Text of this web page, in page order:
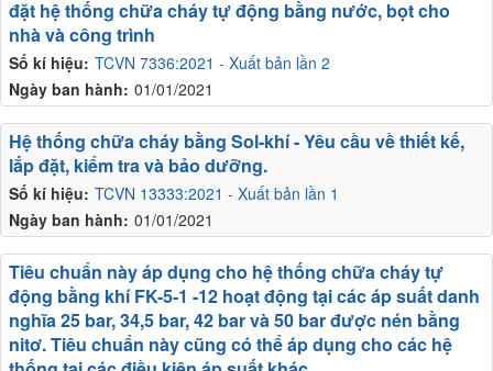
Số kí hiệu: TCVN 7336:2021 - Xuất bản lần 2
Ngày ban hành: 01/01/2021
đặt hệ thống chữa cháy tự động bằng nước, bọt cho
nhà và công trình
Số kí hiệu: TCVN 13333:2021 - Xuất bản lần 1
Ngày ban hành: 01/01/2021
Hệ thống chữa cháy bằng Sol-khí - Yêu cầu về thiết kế,
lắp đặt, kiểm tra và bảo dưỡng.
Tiêu chuẩn này áp dụng cho hệ thống chữa cháy tự
động bằng khí FK-5-1 -12 hoạt động tại các áp suất danh
nghĩa 25 bar, 34,5 bar, 42 bar và 50 bar được nén bằng
nitơ. Tiêu chuẩn này cũng có thể áp dụng cho các hệ